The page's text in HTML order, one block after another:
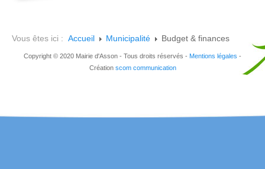
Vous êtes ici : Accueil Municipalité Budget & finances
Copyright © 2020 Mairie d'Asson - Tous droits réservés - Mentions légales -
Création scom communication